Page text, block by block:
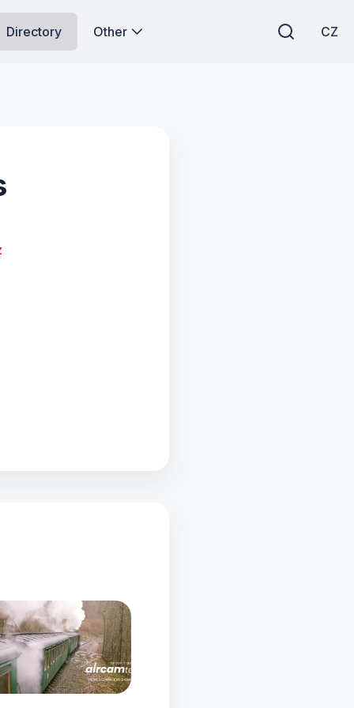
Directory Other CZ